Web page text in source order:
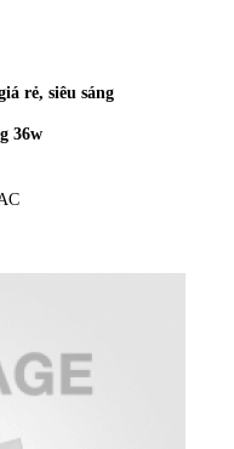
rẻ, siêu sáng
36w